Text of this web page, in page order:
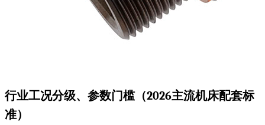
行业工况分级、参数门槛（2026主流机床配套标
准）